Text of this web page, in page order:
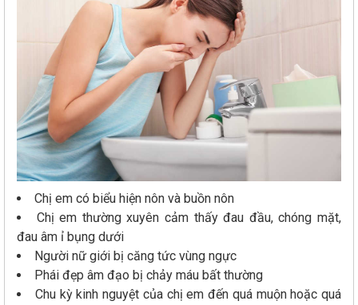
Chị em có biểu hiện nôn và buồn nôn
Chị em thường xuyên cảm thấy đau đầu, chóng mặt,
đau âm ỉ bụng dưới
Người nữ giới bị căng tức vùng ngực
Phái đẹp âm đạo bị chảy máu bất thường
Chu kỳ kinh nguyệt của chị em đến quá muộn hoặc quá